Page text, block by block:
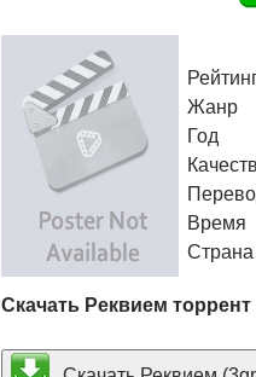
Жанр
Год
Время
Страна
Скачать Реквием торрент